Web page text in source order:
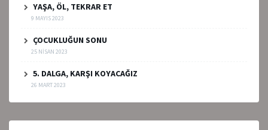
YAŞA, ÖL, TEKRAR ET
9 MAYIS 2023
ÇOCUKLUĞUN SONU
25 NISAN 2023
5. DALGA, KARŞI KOYACAĞIZ
26 MART 2023